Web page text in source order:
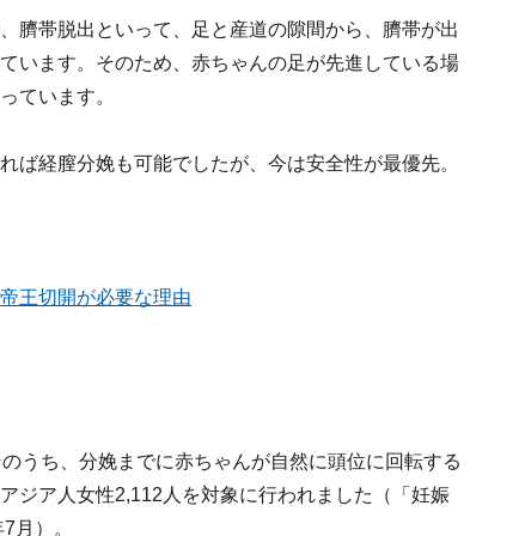
臍帯脱出といって、足と産道の隙間から、臍帯が出
います。そのため、赤ちゃんの足が先進している場
ています。
ば経膣分娩も可能でしたが、今は安全性が最優先。
王切開が必要な理由
うち、分娩までに赤ちゃんが自然に頭位に回転する
ジア人女性2,112人を対象に行われました（「妊娠
月）。